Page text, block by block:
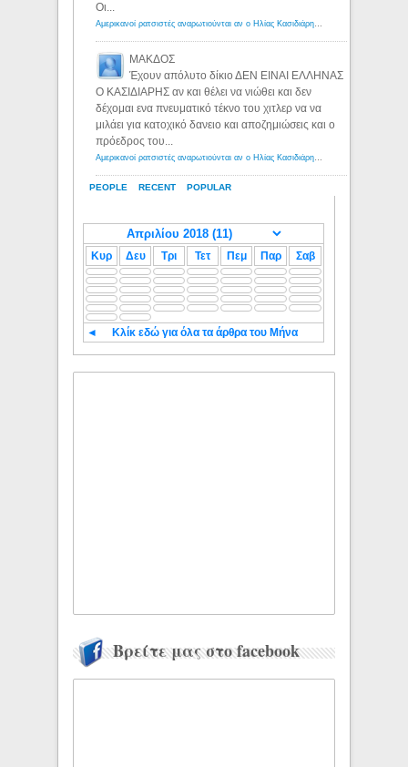
PEOPLE RECENT POPULAR
Οι...
Αμερικανοί ρατσιστές αναρωτιούνται αν ο Ηλίας Κασιδιάρης ανήκει στη λευκή φυλή... - Λόγιος Ερμής
ΜΑΚΔΟΣ
Έχουν απόλυτο δίκιο ΔΕΝ ΕΙΝΑΙ ΕΛΛΗΝΑΣ
Ο ΚΑΣΙΔΙΑΡΗΣ αν και θέλει να νιώθει και δεν
δέχομαι ενα πνευματικό τέκνο του χιτλερ να να
μιλάει για κατοχικό δανειο και αποζημιώσεις και ο
πρόεδρος του...
Αμερικανοί ρατσιστές αναρωτιούνται αν ο Ηλίας Κασιδιάρης ανήκει στη λευκή φυλή... - Λόγιος Ερμής
Κυρ Δευ Τρι Τετ Πεμ Παρ Σαβ
◄ Κλίκ εδώ για όλα τα άρθρα του Μήνα
Βρείτε μας στο facebook